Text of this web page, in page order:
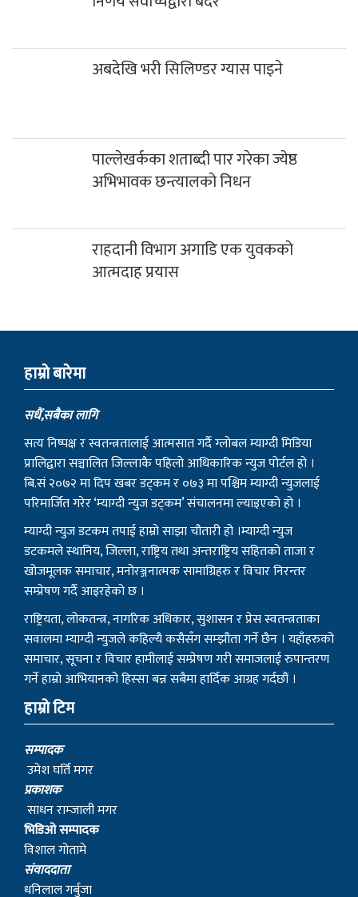
अभिभावक छन्त्यालको निधन
राहदानी विभाग अगाडि एक युवकको
सत्य निष्पक्ष र स्वतन्त्रतालाई आत्मसात गर्दै ग्लोबल म्याग्दी मिडिया
प्रालिद्वारा सञ्चालित जिल्लाकै पहिलो आधिकारिक न्युज पोर्टल हो ।
बि.सं २०७२ मा दिप खबर डट्कम र ०७३ मा पश्चिम म्याग्दी न्युजलाई
परिमार्जित गरेर ‘म्याग्दी न्युज डट्कम’ संचालनमा ल्याइएको हो ।
म्याग्दी न्युज डटकम तपाई हाम्रो साझा चौतारी हो ।म्याग्दी न्युज
डटकमले स्थानिय, जिल्ला, राष्ट्रिय तथा अन्तराष्ट्रिय सहितको ताजा र
खोजमूलक समाचार, मनोरञ्जनात्मक सामाग्रिहरु र विचार निरन्तर
सम्प्रेषण गर्दै आइरहेको छ ।
राष्ट्रियता, लोकतन्त्र, नागरिक अधिकार, सुशासन र प्रेस स्वतन्त्रताका
सवालमा म्याग्दी न्युजले कहिल्यै कसैसँग सम्झौता गर्ने छैन । यहाँहरुको
समाचार, सूचना र विचार हामीलाई सम्प्रेषण गरी समाजलाई रुपान्तरण
गर्ने हाम्रो आभियानको हिस्सा बन्न सबैमा हार्दिक आग्रह गर्दछौं ।
हाम्रो टिम
सम्पादक
उमेश घर्ति मगर
प्रकाशक
भिडिओ सम्पादक
विशाल गोतामे
स‌ंवाददाता
धनिलाल गर्बुजा
काठमाडाैं प्रतिनिधि
हिरा जुग्जाली
सुचना तथा प्रसारण विभाग : २१०८/०७७–७८